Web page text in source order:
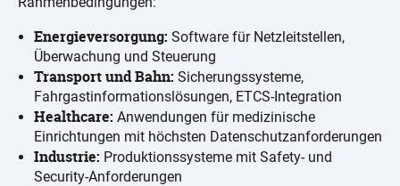
Energieversorgung: Software für Netzleitstellen,
Überwachung und Steuerung
Transport und Bahn: Sicherungssysteme,
Fahrgastinformationslösungen, ETCS-Integration
Healthcare: Anwendungen für medizinische
Einrichtungen mit höchsten Datenschutzanforderungen
Industrie: Produktionssysteme mit Safety- und
Security-Anforderungen